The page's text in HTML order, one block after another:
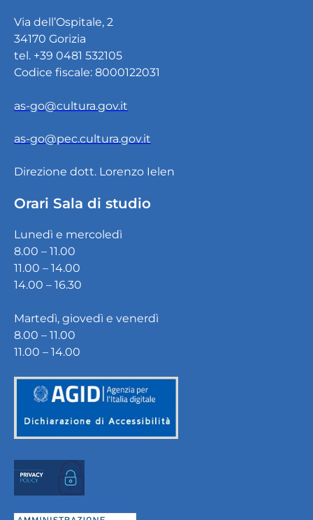
Via dell’Ospitale, 2
34170 Gorizia
tel. +39 0481 532105
Codice fiscale: 8000122031
as-go@cultura.gov.it
as-go@pec.cultura.gov.it
Direzione dott. Lorenzo Ielen
Orari Sala di studio
Lunedì e mercoledì
8.00 – 11.00
11.00 – 14.00
14.00 – 16.30
Martedì, giovedì e venerdì
8.00 – 11.00
11.00 – 14.00